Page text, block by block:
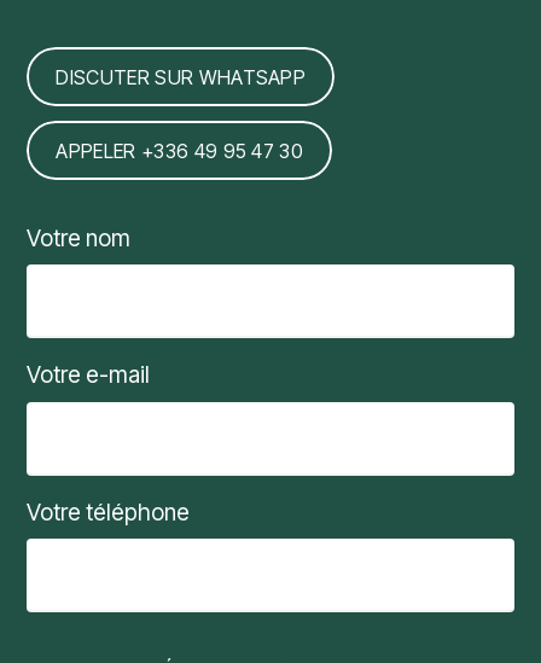
DISCUTER SUR WHATSAPP
APPELER +336 49 95 47 30
Votre nom
Votre e-mail
Votre téléphone